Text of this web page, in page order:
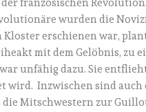
französischen
wurden die
erschienen war,
mit dem Gelöbnis, zu
unfähig dazu. Sie
wird. Inzwischen sind
Mitschwestern zur